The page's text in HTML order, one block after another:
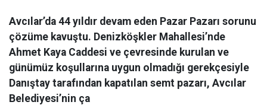
Avcılar’da 44 yıldır devam eden Pazar Pazarı sorunu
çözüme kavuştu. Denizköşkler Mahallesi’nde
Ahmet Kaya Caddesi ve çevresinde kurulan ve
günümüz koşullarına uygun olmadığı gerekçesiyle
Danıştay tarafından kapatılan semt pazarı, Avcılar
Belediyesi’nin ça